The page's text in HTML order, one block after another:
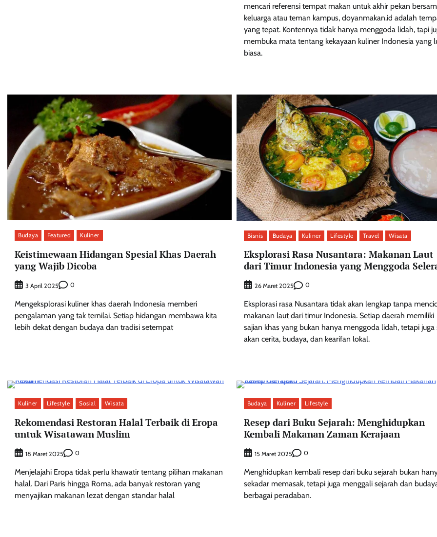
mencari referensi tempat makan untuk akhir pekan
keluarga atau teman kampus, doyanmakan.id adalah
yang tepat. Kontennya tidak hanya menggoda lidah, tapi
membuka mata tentang kekayaan kuliner Indonesia yang
biasa.
Budaya Featured Kuliner
Keistimewaan Hidangan Spesial Khas Daerah
yang Wajib Dicoba
3 April 2025 0
Mengeksplorasi kuliner khas daerah Indonesia memberi
pengalaman yang tak ternilai. Setiap hidangan membawa kita
lebih dekat dengan budaya dan tradisi setempat
Bisnis Budaya Kuliner Lifestyle Travel Wisata
Eksplorasi Rasa Nusantara: Makanan Laut
dari Timur Indonesia yang Menggoda
26 Maret 2025 0
Eksplorasi rasa Nusantara tidak akan lengkap tanpa
makanan laut dari timur Indonesia. Setiap daerah memiliki
sajian khas yang bukan hanya menggoda lidah, tetapi juga
akan cerita, budaya, dan kearifan lokal.
Kuliner Lifestyle Sosial Wisata
Rekomendasi Restoran Halal Terbaik di Eropa
untuk Wisatawan Muslim
18 Maret 2025 0
Menjelajahi Eropa tidak perlu khawatir tentang pilihan makanan
halal. Dari Paris hingga Roma, ada banyak restoran yang
menyajikan makanan lezat dengan standar halal
Budaya Kuliner Lifestyle
Resep dari Buku Sejarah: Menghidupkan
Kembali Makanan Zaman Kerajaan
15 Maret 2025 0
Menghidupkan kembali resep dari buku sejarah bukan
sekadar memasak, tetapi juga menggali sejarah dan
berbagai peradaban.